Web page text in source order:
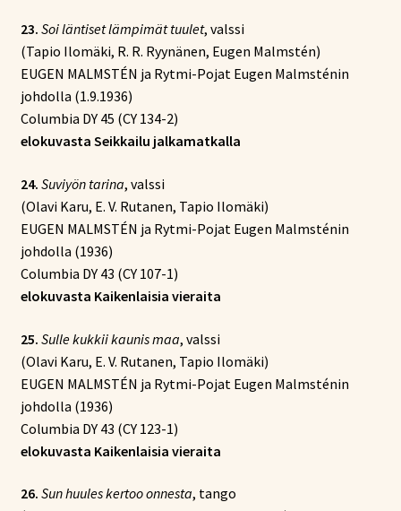
23. Soi läntiset lämpimät tuulet, valssi
(Tapio Ilomäki, R. R. Ryynänen, Eugen Malmstén)
EUGEN MALMSTÉN ja Rytmi-Pojat Eugen Malmsténin
johdolla (1.9.1936)
Columbia DY 45 (CY 134-2)
elokuvasta Seikkailu jalkamatkalla
24. Suviyön tarina, valssi
(Olavi Karu, E. V. Rutanen, Tapio Ilomäki)
EUGEN MALMSTÉN ja Rytmi-Pojat Eugen Malmsténin
johdolla (1936)
Columbia DY 43 (CY 107-1)
elokuvasta Kaikenlaisia vieraita
25. Sulle kukkii kaunis maa, valssi
(Olavi Karu, E. V. Rutanen, Tapio Ilomäki)
EUGEN MALMSTÉN ja Rytmi-Pojat Eugen Malmsténin
johdolla (1936)
Columbia DY 43 (CY 123-1)
elokuvasta Kaikenlaisia vieraita
26. Sun huules kertoo onnesta, tango